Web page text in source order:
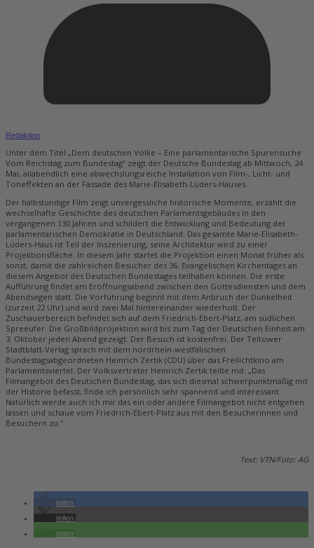
Redaktion
Unter dem Titel „Dem deutschen Volke – Eine parlamentarische Spurensuche
Vom Reichstag zum Bundestag“ zeigt der Deutsche Bundestag ab Mittwoch, 24.
Mai, allabendlich eine abwechslungsreiche Installation von Film-, Licht- und
Toneffekten an der Fassade des Marie-Elisabeth-Lüders-Hauses.
Der halbstündige Film zeigt unvergessliche historische Momente, erzählt die
wechselhafte Geschichte des deutschen Parlamentsgebäudes in den
vergangenen 130 Jahren und schildert die Entwicklung und Bedeutung der
parlamentarischen Demokratie in Deutschland. Das gesamte Marie-Elisabeth-
Lüders-Haus ist Teil der Inszenierung, seine Architektur wird zu einer
Projektionsfläche. In diesem Jahr startet die Projektion einen Monat früher als
sonst, damit die zahlreichen Besucher des 36. Evangelischen Kirchentages an
diesem Angebot des Deutschen Bundestages teilhaben können. Die erste
Aufführung findet am Eröffnungsabend zwischen den Gottesdiensten und dem
Abendsegen statt. Die Vorführung beginnt mit dem Anbruch der Dunkelheit
(zurzeit 22 Uhr) und wird zwei Mal hintereinander wiederholt. Der
Zuschauerbereich befindet sich auf dem Friedrich-Ebert-Platz, am südlichen
Spreeufer. Die Großbildprojektion wird bis zum Tag der Deutschen Einheit am
3. Oktober jeden Abend gezeigt. Der Besuch ist kostenfrei. Der Teltower
Stadtblatt-Verlag sprach mit dem nordrhein-westfälischen
Bundestagsabgeordneten Heinrich Zertik (CDU) über das Freilichtkino am
Parlamentsviertel. Der Volksvertreter Heinrich Zertik teilte mit: „Das
Filmangebot des Deutschen Bundestag, das sich diesmal schwerpunktmäßig mit
der Historie befasst, finde ich persönlich sehr spannend und interessant.
Natürlich werde auch ich mir das ein oder andere Filmangebot nicht entgehen
lassen und schaue vom Friedrich-Ebert-Platz aus mit den Besucherinnen und
Besuchern zu.“
Text: VTN/Foto: AG
teilen
teilen
teilen